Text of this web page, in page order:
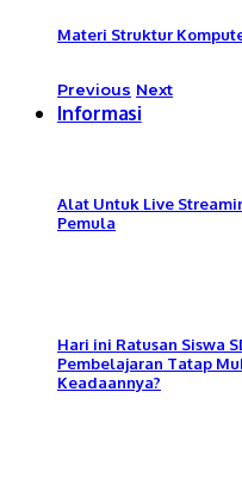
Materi Struktur
Previous Next
Informasi
Alat Untuk Live
Pemula
Hari ini Ratusan Siswa
Pembelajaran Tatap
Keadaannya?